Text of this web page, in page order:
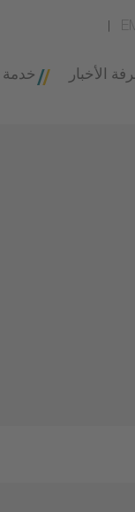
خدمة الأخبار